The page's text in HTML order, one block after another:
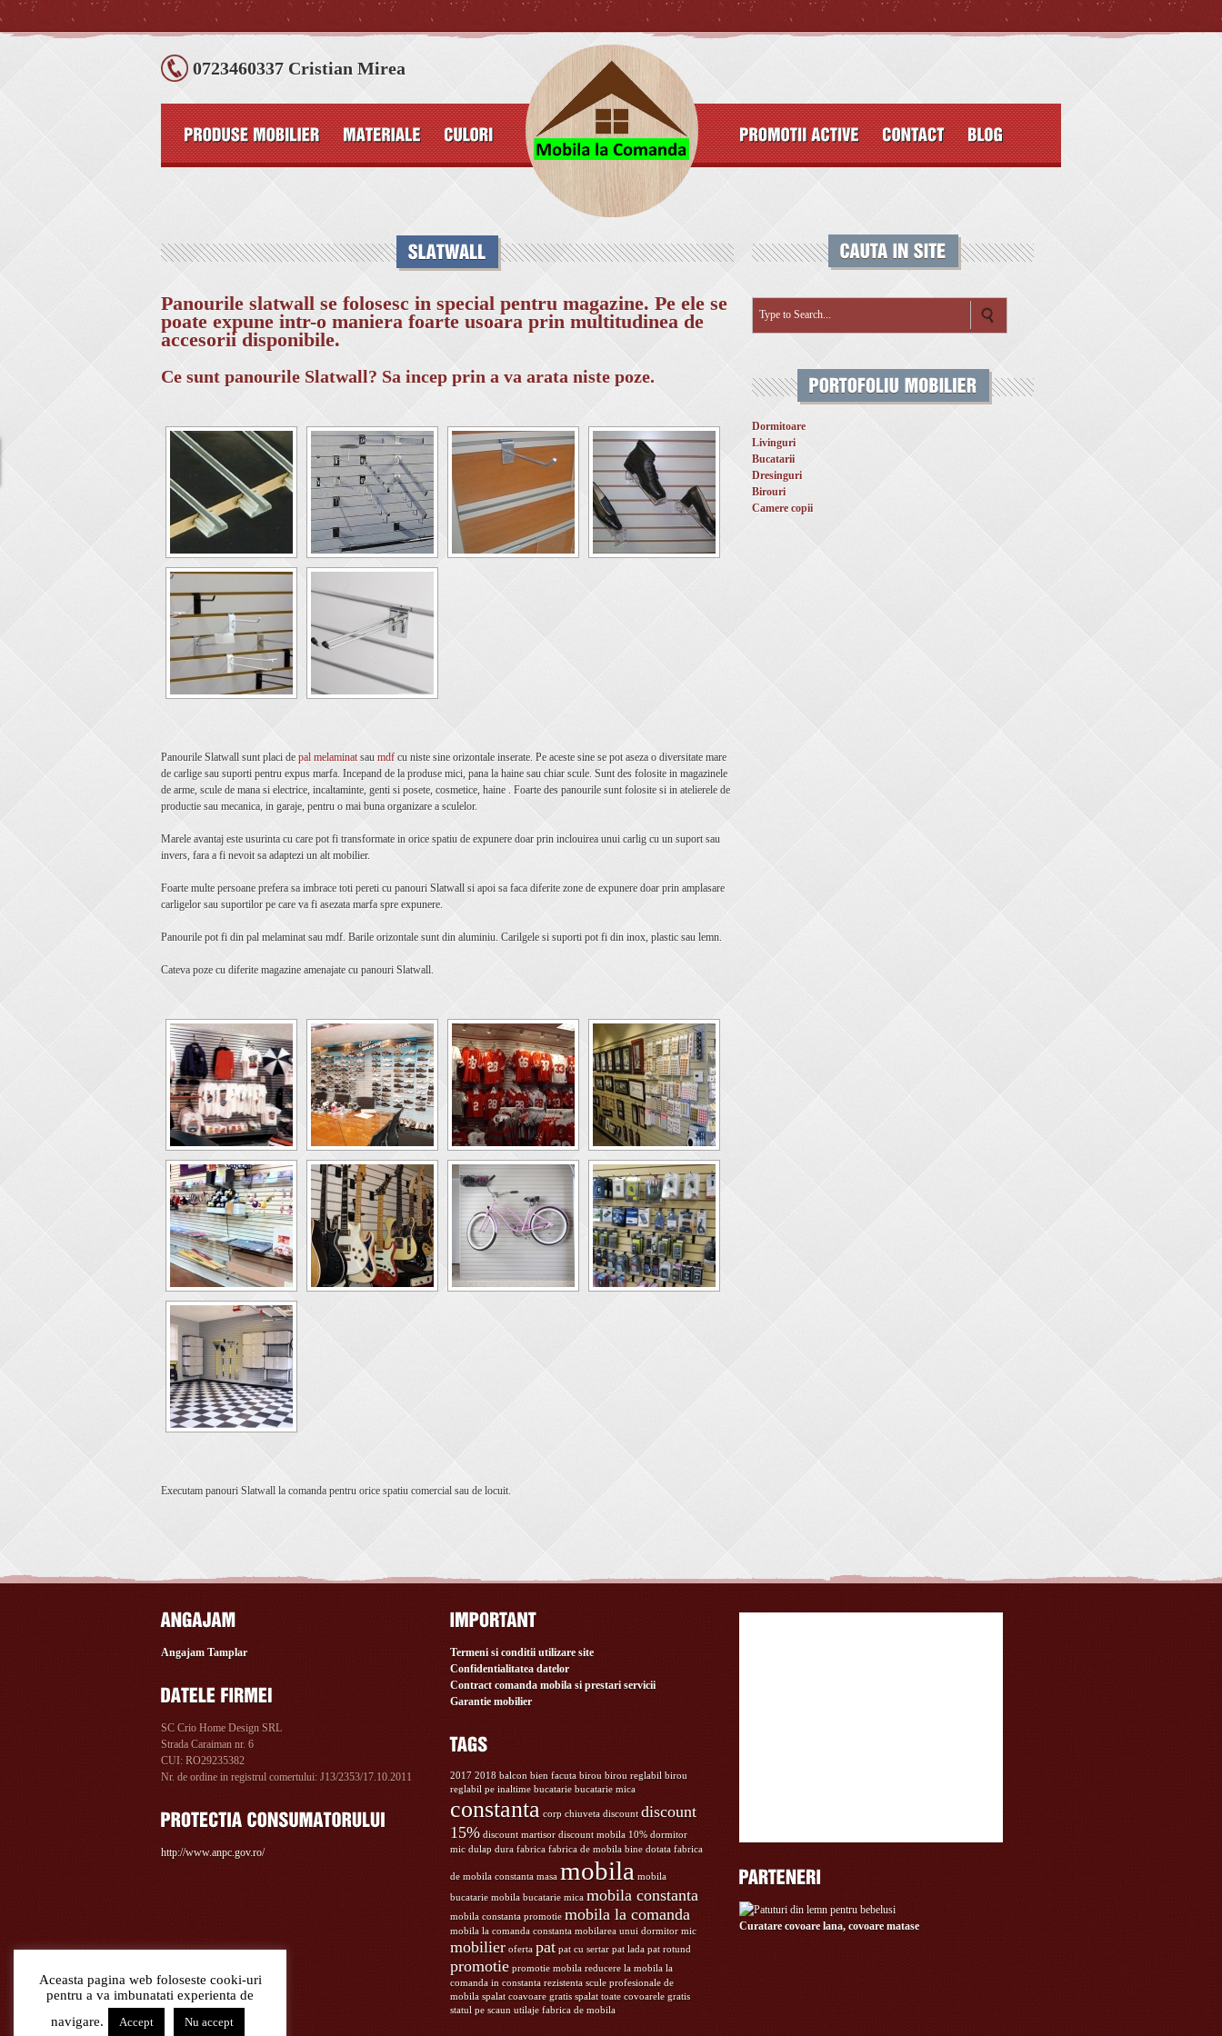
0723460337 Cristian Mirea
Panourile slatwall se folosesc in special pentru magazine. Pe ele se
poate expune intr-o maniera foarte usoara prin multitudinea de
accesorii disponibile.
Ce sunt panourile Slatwall? Sa incep prin a va arata niste poze.
Panourile Slatwall sunt placi de pal melaminatsau mdf cu niste sine orizontale inserate. Pe aceste sine se pot aseza o diversitate mare
de carlige sau suporti pentru expus marfa. Incepand de la produse mici, pana la haine sau chiar scule. Sunt des folosite in magazinele
de arme, scule de mana si electrice, incaltaminte, genti si posete, cosmetice, haine . Foarte des panourile sunt folosite si in atelierele de
productie sau mecanica, in garaje, pentru o mai buna organizare a sculelor.
Marele avantaj este usurinta cu care pot fi transformate in orice spatiu de expunere doar prin inclouirea unui carlig cu un suport sau
invers, fara a fi nevoit sa adaptezi un alt mobilier.
Foarte multe persoane prefera sa imbrace toti pereti cu panouri Slatwall si apoi sa faca diferite zone de expunere doar prin amplasare
carligelor sau suportilor pe care va fi asezata marfa spre expunere.
Panourile pot fi din pal melaminat sau mdf. Barile orizontale sunt din aluminiu. Carilgele si suporti pot fi din inox, plastic sau lemn.
Cateva poze cu diferite magazine amenajate cu panouri Slatwall.
Executam panouri Slatwall la comanda pentru orice spatiu comercial sau de locuit.
Dormitoare
Livinguri
Bucatarii
Dresinguri
Birouri
Camere copii
Angajam Tamplar
SC Crio Home Design SRL
Strada Caraiman nr. 6
CUI: RO29235382
Nr. de ordine in registrul comertului: J13/2353/17.10.2011
http://www.anpc.gov.ro/
Termeni si conditii utilizare site
Confidentialitatea datelor
Contract comanda mobila si prestari servicii
Garantie mobilier
2017 2018 balcon bien facuta birou birou reglabil birou
reglabil pe inaltime bucatarie bucatarie mica
constanta corp chiuveta discount discount
15% discount martisor discount mobila 10% dormitor
mic dulap dura fabrica fabrica de mobila bine dotata fabrica
de mobila constanta masa mobila mobila
bucatarie mobila bucatarie mica mobila constanta
mobila constanta promotie mobila la comanda
mobila la comanda constanta mobilarea unui dormitor mic
mobilier oferta pat pat cu sertar pat lada pat rotund
promotie promotie mobila reducere la mobila la
comanda in constanta rezistenta scule profesionale de
mobila spalat coavoare gratis spalat toate covoarele gratis
statul pe scaun utilaje fabrica de mobila
Curatare covoare lana, covoare matase
Aceasta pagina web foloseste cooki-uri
pentru a va imbunatati experienta de
navigare.
Accept Nu accept